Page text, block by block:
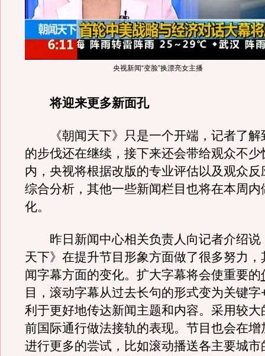
央视新闻“变脸”换漂亮女主播
将迎来更多新面孔
《朝闻天下》只是一个开端，记者了解
的步伐还在继续，接下来还会带给观众不少
内，央视将根据改版的专业评估以及观众反
综合分析，其他一些新闻栏目也将在本周内
化。
昨日新闻中心相关负责人向记者介绍说
天下》在提升节目形象方面做了很多努力，
闻字幕方面的变化。扩大字幕将会使重要的
目，滚动字幕从过去长句的形式变为关键字
利于更好地传达新闻主题和内容。采用较大
前国际通行做法接轨的表现。节目也会在增
进行更多的尝试，比如滚动播送各主要城市